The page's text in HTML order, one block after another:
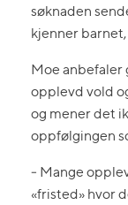
søknaden
kjenner
Moe anbefaler
opplevd vold
og mener det
oppfølgingen
‒ Mange
«fristed» hvor